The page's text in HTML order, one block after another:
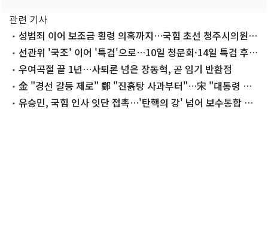
관련 기사
성범죄 이어 보조금 횡령 의혹까지…국힘 초선 청주시의원
'지탄'
선관위 '국조' 이어 '특검'으로…10일 청문회·14일 특검 후
보 추천
우여곡절 끝 1년…사퇴론 넘은 장동혁, 곧 임기 반환점
金 "경선 갈등 제로" 鄭 "진흙탕 사과부터"…宋 "대통령 지
킬 사람 나"
유승민, 국힘 인사 잇단 접촉…'탄핵의 강' 넘어 보수통합 띄